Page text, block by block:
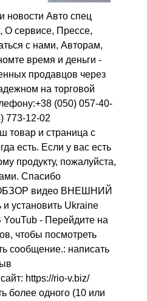
новости Авто спец
О сервисе, Прессе,
с нами, Авторам,
время и деньги -
продавцов через
на торговой
(050) 057-40-
773-12-02
товар и страница с
есть. Если у вас есть
продукту, пожалуйста,
Спасибо
ОБЗОР видео ВНЕШНИЙ
установить Ukraine
- Перейдите на
чтобы посмотреть
сообщение.: написать
https://rio-v.biz/
более одного (10 или